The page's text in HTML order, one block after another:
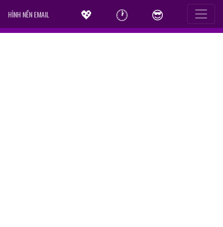
HÌNH NỀN EMAIL 💖 🕐 😎